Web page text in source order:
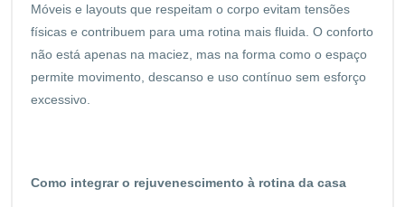
Móveis e layouts que respeitam o corpo evitam tensões
físicas e contribuem para uma rotina mais fluida. O conforto
não está apenas na maciez, mas na forma como o espaço
permite movimento, descanso e uso contínuo sem esforço
excessivo.
Como integrar o rejuvenescimento à rotina da casa